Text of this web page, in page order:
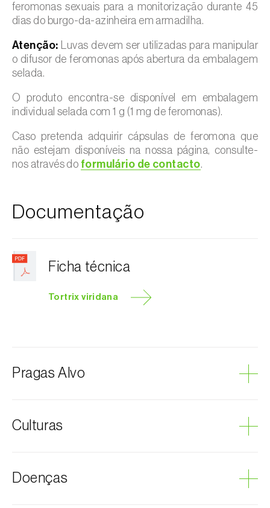
feromonas sexuais para a monitorização durante 45
dias do burgo-da-azinheira em armadilha.
Atenção: Luvas devem ser utilizadas para manipular
o difusor de feromonas após abertura da embalagem
selada.
O produto encontra-se disponível em embalagem
individual selada com 1 g (1 mg de feromonas).
Caso pretenda adquirir cápsulas de feromona que
não estejam disponíveis na nossa página, consulte-
nos através do formulário de contacto.
Documentação
Ficha técnica
Tortrix viridana
Pragas Alvo
Culturas
Carvalhos
Doenças